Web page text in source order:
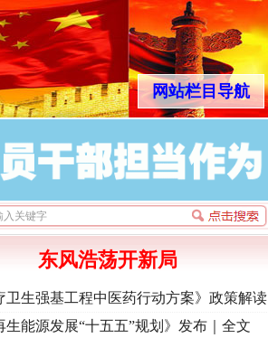
网站栏目导航
东风浩荡开新局
卫生强基工程中医药行动方案》政策解读
生能源发展“十五五”规划》发布｜全文